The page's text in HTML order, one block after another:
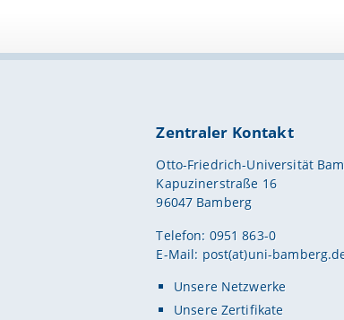
Zentraler Kontakt
Otto-Friedrich-Universität
Kapuzinerstraße 16
96047 Bamberg
Telefon: 0951 863-0
E-Mail: post(at)uni-
Unsere Netzwerke
Unsere Zertifikate